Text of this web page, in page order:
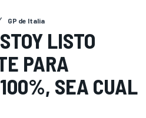
GP de Italia
LISTO
PARA
SEA CUAL